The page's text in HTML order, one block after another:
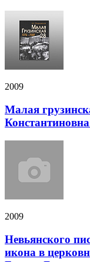
2009
Малая
2009
Невьянского
икона в